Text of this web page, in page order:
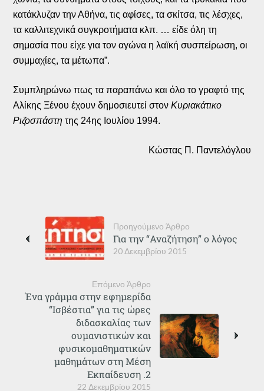
κατάκλυζαν την Αθήνα, τις αφίσες, τα σκίτσα, τις λέσχες,
τα καλλιτεχνικά συγκροτήματα κλπ. … είδε όλη τη
σημασία που είχε για τον αγώνα η λαϊκή συσπείρωση, οι
συμμαχίες, τα μέτωπα”.
Συμπληρώνω πως τα παραπάνω και όλο το γραφτό της
Αλίκης Ξένου έχουν δημοσιευτεί στονΚυριακάτικο
Ριζοσπάστη της 24ης Ιουλίου 1994.
Κώστας Π. Παντελόγλου
Προηγούμενο Άρθρο
20 Δεκεμβρίου 2015
Για την “Αναζήτηση” ο λόγος
Επόμενο Άρθρο
22 Δεκεμβρίου 2015
Ένα γράμμα στην εφημερίδα
“Ισβέστια” για τις ώρες
διδασκαλίας των
ουμανιστικών και
φυσικομαθηματικών
μαθημάτων στη Μέση
Εκπαίδευση .2